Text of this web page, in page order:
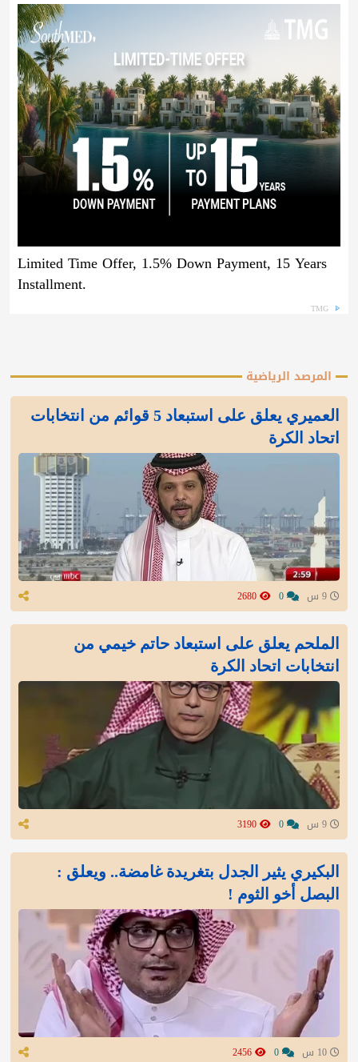
Limited Time Offer, 1.5% Down Payment, 15 Years
Installment.
TMG
المرصد الرياضية
العميري يعلق على استبعاد 5 قوائم من انتخابات
اتحاد الكرة
الملحم يعلق على استبعاد حاتم خيمي من
انتخابات اتحاد الكرة
البكيري يثير الجدل بتغريدة غامضة.. ويعلق :
البصل أخو الثوم !